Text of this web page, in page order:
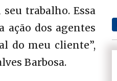
trabalho. Essa
ação dos agentes
do meu cliente”,
Barbosa.